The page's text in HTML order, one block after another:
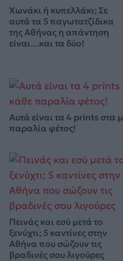
Χωνάκι ή κυπελλάκι; Σε
αυτά τα 5 παγωτατζίδικα
της Αθήνας η απάντηση
είναι…και τα δύο!
Αυτά είναι τα 4 prints στα
παραλία φέτος!
Πεινάς και εσύ μετά το
ξενύχτι; 5 καντίνες στην
Αθήνα που σώζουν τις
βραδινές σου λιγούρες